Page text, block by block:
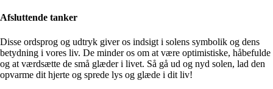
Afsluttende tanker
Disse ordsprog og udtryk giver os indsigt i solens symbolik og dens
betydning i vores liv. De minder os om at være optimistiske, håbefulde
og at værdsætte de små glæder i livet. Så gå ud og nyd solen, lad den
opvarme dit hjerte og sprede lys og glæde i dit liv!